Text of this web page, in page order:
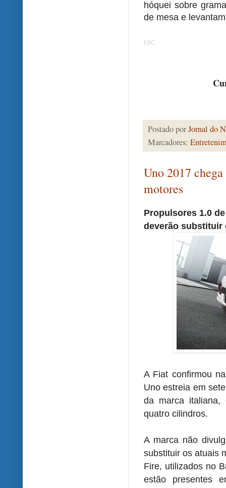
hóquei sobre
de mesa e
EBC
Postado porJornal do
Marcadores:
Uno 2017
motores
Propulsores 1.0
deverão substituir
A Fiat confirmou
Uno estreia em
da marca
quatro cilindros.
A marca não
substituir os atuais
Fire, utilizados no
estão presentes